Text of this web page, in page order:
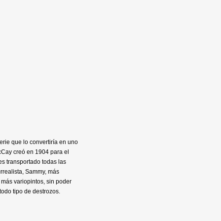
que lo convertiría en uno
creó en 1904 para el
transportado todas las
Sammy, más
variopintos, sin poder
tipo de destrozos.